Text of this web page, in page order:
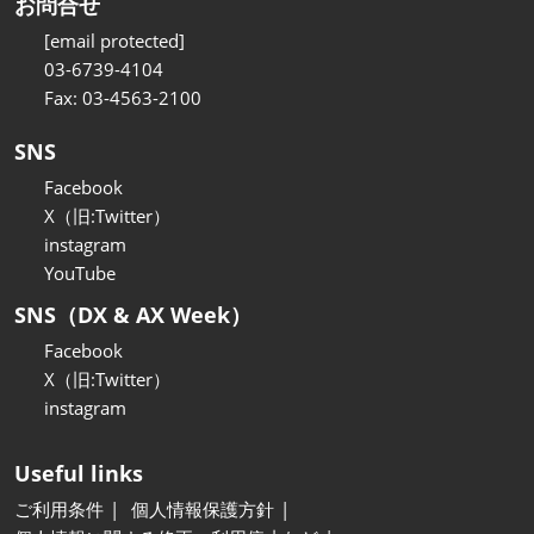
[email protected]
03-6739-4104
Fax: 03-4563-2100
SNS
Facebook
X（旧:Twitter）
instagram
YouTube
SNS（DX & AX Week）
Facebook
X（旧:Twitter）
instagram
Useful links
ご利用条件
個人情報保護方針